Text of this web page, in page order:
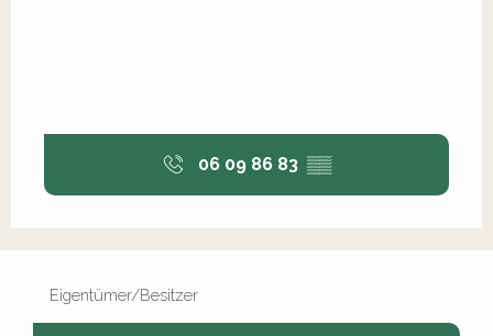
06 09 86 83 ▒▒
Eigentümer/Besitzer